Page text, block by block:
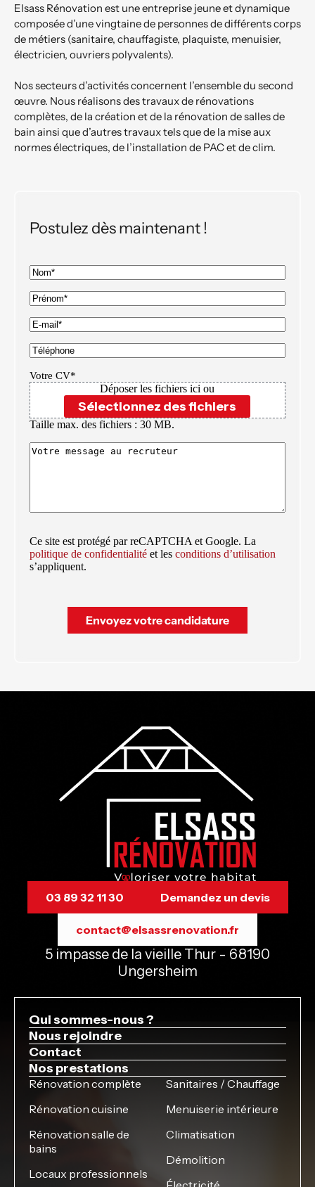
Elsass Rénovation est une entreprise jeune et dynamique
composée d’une vingtaine de personnes de différents corps
de métiers (sanitaire, chauffagiste, plaquiste, menuisier,
électricien, ouvriers polyvalents).
Nos secteurs d’activités concernent l’ensemble du second
œuvre. Nous réalisons des travaux de rénovations
complètes, de la création et de la rénovation de salles de
bain ainsi que d’autres travaux tels que de la mise aux
normes électriques, de l’installation de PAC et de clim.
Postulez dès maintenant !
Nom
Prénom
E-
mail
Téléphone
Votre CV*
Déposer les fichiers ici ou
Sélectionnez des fichiers
Taille max. des fichiers : 30 MB.
Message
Ce site est protégé par reCAPTCHA et Google. La
politique de confidentialité et les conditions d’utilisation
s’appliquent.
03 89 32 11 30 Demandez un devis
contact@elsassrenovation.fr
5 impasse de la vieille Thur - 68190
Ungersheim
Qui sommes-nous ?
Nous rejoindre
Contact
Nos prestations
Rénovation complète
Rénovation cuisine
Rénovation salle de
bains
Locaux professionnels
Sanitaires / Chauffage
Menuiserie intérieure
Climatisation
Démolition